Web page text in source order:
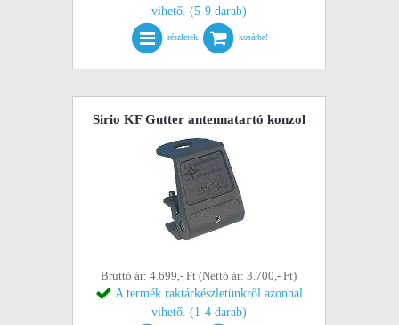
vihető. (5-9 darab)
részletek kosárba!
Sirio KF Gutter antennatartó konzol
Bruttó ár: 4.699,- Ft (Nettó ár: 3.700,- Ft)
A termék raktárkészletünkről azonnal
vihető. (1-4 darab)